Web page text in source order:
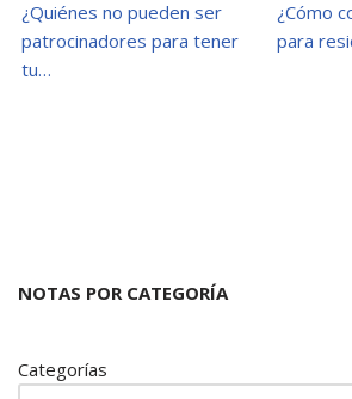
¿Quiénes no pueden ser
patrocinadores para tener
tu…
¿Cómo
para
NOTAS POR CATEGORÍA
Categorías